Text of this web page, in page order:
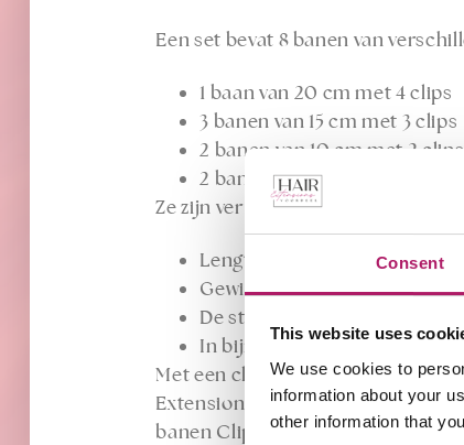
Consent
This website uses
We use cookies to
information about your
other information that
Een set bevat 8 banen van
1 baan van 20 cm met 4 clips
3 banen van 15 cm met 3 clips
2 banen van 10 cm met 2 clips
2 banen van 3 cm met 1 clip
Ze zijn verkrijgbaar in:
Lengtes zijn er van 40 cm, 50
Gewicht van het haar is 100
De stijl van het haar is Natural
In bijna 25 verschillende
Met een clip-in set van 8 banen
Extensions zijn door deze 8
banen Clip-in Extensions gaan